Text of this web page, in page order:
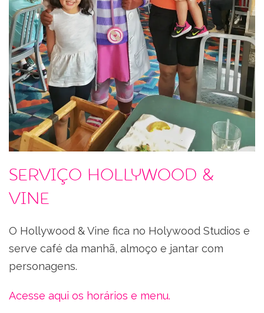
Serviço Hollywood &
Vine
O Hollywood & Vine fica no Holywood Studios e
serve café da manhã, almoço e jantar com
personagens.
Acesse aqui os horários e menu.